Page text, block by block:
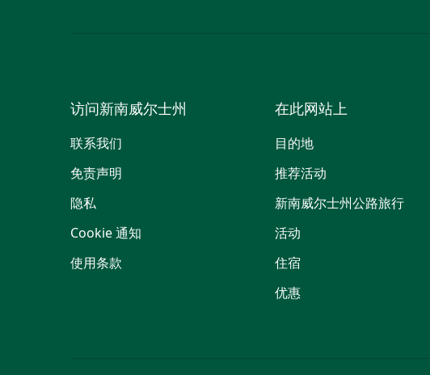
访问新南威尔士州
联系我们
免责声明
隐私
Cookie 通知
使用条款
在此网站上
目的地
推荐活动
新南威尔士州公路旅行
活动
住宿
优惠